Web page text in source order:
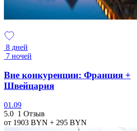
8 дней
7 ночей
Вне конкуренции: Франция +
Швейцария
01.09
5.0 1 Отзыв
от 1903 BYN + 295 BYN